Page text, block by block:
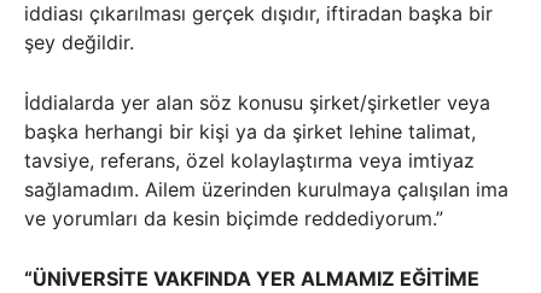
iddiası çıkarılması gerçek dışıdır, iftiradan başka bir
şey değildir.
İddialarda yer alan söz konusu şirket/şirketler veya
başka herhangi bir kişi ya da şirket lehine talimat,
tavsiye, referans, özel kolaylaştırma veya imtiyaz
sağlamadım. Ailem üzerinden kurulmaya çalışılan ima
ve yorumları da kesin biçimde reddediyorum.”
“ÜNİVERSİTE VAKFINDA YER ALMAMIZ EĞİTİME